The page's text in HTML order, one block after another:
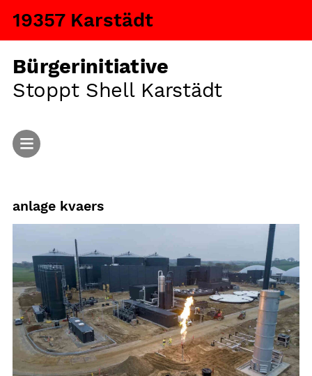
Bürgerinitiative
Stoppt Shell Karstädt
Aktuelles
Argumente
Fragen und Antworten
Ansiedlung von Tiermastanlagen
Arbeitsplätze
Sicherheit
anlage kvaers
19357 Karstädt